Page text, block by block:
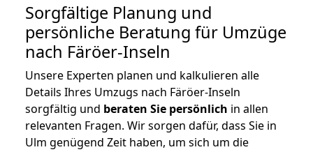
Sorgfältige Planung und
persönliche Beratung für Umzüge
nach Färöer-Inseln
Unsere Experten planen und kalkulieren alle
Details Ihres Umzugs nach Färöer-Inseln
sorgfältig und beraten Sie persönlich in allen
relevanten Fragen. Wir sorgen dafür, dass Sie in
Ulm genügend Zeit haben, um sich um die